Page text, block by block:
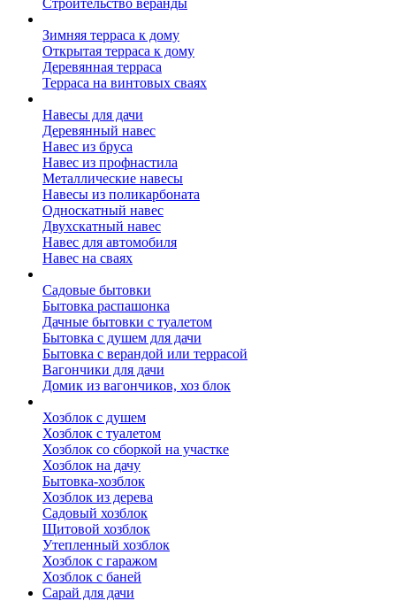
Строительство веранды
Зимняя терраса к дому
Открытая терраса к дому
Деревянная терраса
Терраса на винтовых сваях
Навесы для дачи
Деревянный навес
Навес из бруса
Навес из профнастила
Металлические навесы
Навесы из поликарбоната
Односкатный навес
Двухскатный навес
Навес для автомобиля
Навес на сваях
Садовые бытовки
Бытовка распашонка
Дачные бытовки с туалетом
Бытовка с душем для дачи
Бытовка с верандой или террасой
Вагончики для дачи
Домик из вагончиков, хоз блок
Хозблок с душем
Хозблок с туалетом
Хозблок со сборкой на участке
Хозблок на дачу
Бытовка-хозблок
Хозблок из дерева
Садовый хозблок
Щитовой хозблок
Утепленный хозблок
Хозблок с гаражом
Хозблок с баней
Сарай для дачи